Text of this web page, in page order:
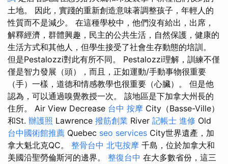
土地。 因此，實踐的重新創造意味著調整孩子，年輕人的
性質而不是減少。 在這種學校中，他們沒有給出，出席，
解釋經濟，群體興趣，民主的公共生活，自然保護，健康的
生活方式和其他人，但學生接受了社會生存動態的培訓。
但是Pestalozzi對此有所不同。 Pestalozzi理解，訓練不僅
僅是智力發展（頭），而且，正如運動/手動事物很重要
（手）一樣，道德和情感教學也很重要（心臟）。 但是他
認為，可以通過嗅覺教授一次。 該地區是下加拿大州長的
住所。 Air View Decrease 台中 按摩 City（Basse-Ville）
和St. 辦護照 Lawrence 撥筋創業 River 記帳士 進修 Old
台中國術館推薦 Quebec seo services City世界遺產，加
拿大魁北克QC。 整骨台中 北屯按摩 千島，位於加拿大和
美國沿聖勞倫斯河的邊界。 整復台中 在大多數省份，這三